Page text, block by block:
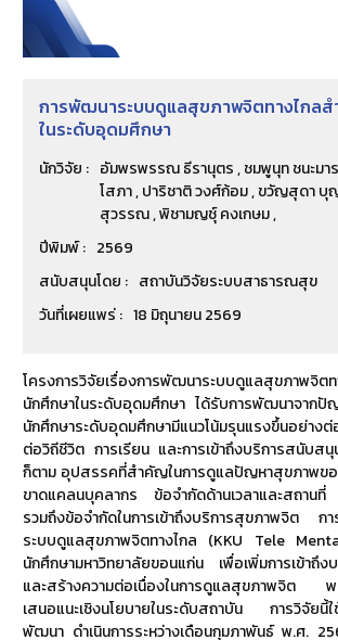
การพัฒนาระบบดูแลสุขภาพจิตทางไกล
ในระดับอุดมศึกษา
นักวิจัย : อัมพรพรรณ ธีรานุตร , ชมพูนุท ชนะมา
โสภา , ปาริชาติ วงศ์ก้อม , ขวัญสุดา
สุวรรณ , พิชามญชุ์ คงเกษม ,
ปีพิมพ์ : 2569
สนับสนุนโดย : สถาบันวิจัยระบบสาธารณสุข
วันที่เผยแพร่ : 18 มิถุนายน 2569
โครงการวิจัยเรื่องการพัฒนาระบบดูแลสุขภาพจิต
นักศึกษาในระดับอุดมศึกษา ได้รับการพัฒนาจากปั
นักศึกษาระดับอุดมศึกษามีแนวโน้มรุนแรงขึ้นอย่าง
ต่อวิถีชีวิต การเรียน และการเข้าถึงบริการสนับส
ก็ตาม อุปสรรคที่สำคัญในการดูแลปัญหาสุขภาพขอ
ขาดแคลนบุคลากร ข้อจำกัดด้านเวลาและสถาน
รวมถึงข้อจำกัดในการเข้าถึงบริการสุขภาพจิต ก
ระบบดูแลสุขภาพจิตทางไกล (KKU Tele
นักศึกษามหาวิทยาลัยขอนแก่น เพื่อเพิ่มการเข้า
และสร้างความต่อเนื่องในการดูแลสุขภาพจิต พ
เสนอแนะเชิงนโยบายในระดับสถาบัน การวิจัยนี้
พัฒนา ดำเนินการระหว่างเดือนกุมภาพันธ์ พ.ศ.